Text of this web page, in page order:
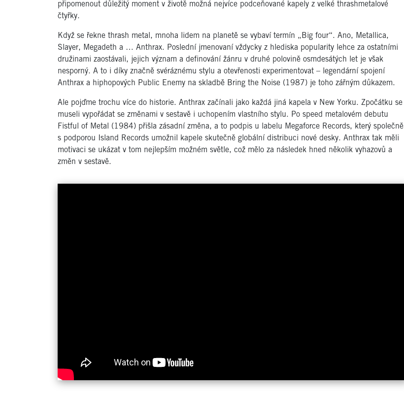
připomenout důležitý moment v životě možná nejvíce podceňované kapely z velké thrashmetalové
čtyřky.
Když se řekne thrash metal, mnoha lidem na planetě se vybaví termín „Big four“. Ano, Metallica,
Slayer, Megadeth a … Anthrax. Poslední jmenovaní vždycky z hlediska popularity lehce za ostatními
družinami zaostávali, jejich význam a definování žánru v druhé polovině osmdesátých let je však
nesporný. A to i díky značně svéráznému stylu a otevřenosti experimentovat – legendární spojení
Anthrax a hiphopových Public Enemy na skladbě Bring the Noise (1987) je toho zářným důkazem.
Ale pojďme trochu více do historie. Anthrax začínali jako každá jiná kapela v New Yorku. Zpočátku se
museli vypořádat se změnami v sestavě i uchopením vlastního stylu. Po speed metalovém debutu
Fistful of Metal (1984) přišla zásadní změna, a to podpis u labelu Megaforce Records, který společně
s podporou Island Records umožnil kapele skutečně globální distribuci nové desky. Anthrax tak měli
motivaci se ukázat v tom nejlepším možném světle, což mělo za následek hned několik vyhazovů a
změn v sestavě.